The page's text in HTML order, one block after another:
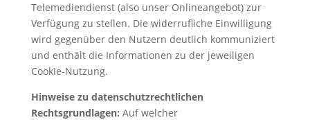
Telemediendienst (also unser Onlineangebot) zur
Verfügung zu stellen. Die widerrufliche Einwilligung
wird gegenüber den Nutzern deutlich kommuniziert
und enthält die Informationen zu der jeweiligen
Cookie-Nutzung.
Hinweise zu datenschutzrechtlichen
Rechtsgrundlagen: Auf welcher